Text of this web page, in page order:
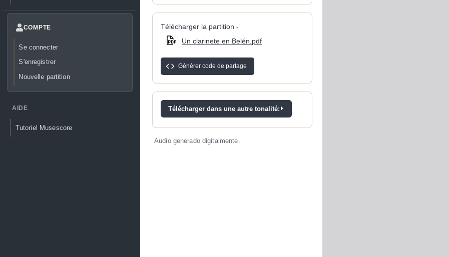
COMPTE
Se connecter
S'enregistrer
Nouvelle partition
AIDE
Tutoriel Musescore
Télécharger la partition -
Un clarinete en Belén.pdf
Générer code de partage
Télécharger dans une autre tonalité:
Audio generado digitalmente.